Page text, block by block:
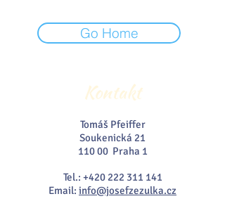
Go Home
Kontakt
Tomáš Pfeiffer
Soukenická 21
110 00 Praha 1
Tel.: +420 222 311 141
Email: info@josefzezulka.cz